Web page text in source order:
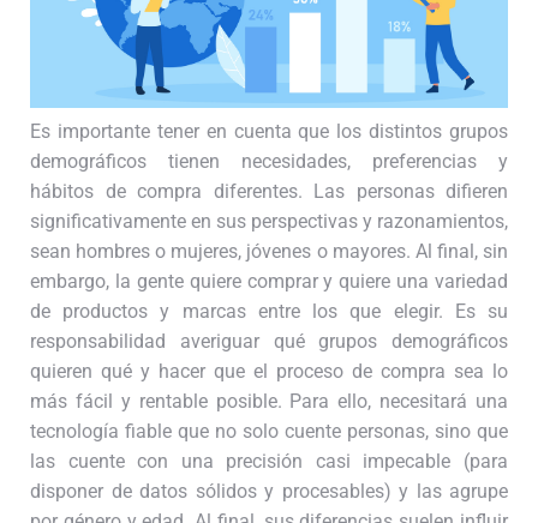
Es importante tener en cuenta que los distintos grupos
demográficos tienen necesidades, preferencias y
hábitos de compra diferentes. Las personas difieren
significativamente en sus perspectivas y razonamientos,
sean hombres o mujeres, jóvenes o mayores. Al final, sin
embargo, la gente quiere comprar y quiere una variedad
de productos y marcas entre los que elegir. Es su
responsabilidad averiguar qué grupos demográficos
quieren qué y hacer que el proceso de compra sea lo
más fácil y rentable posible. Para ello, necesitará una
tecnología fiable que no solo cuente personas, sino que
las cuente con una precisión casi impecable (para
disponer de datos sólidos y procesables) y las agrupe